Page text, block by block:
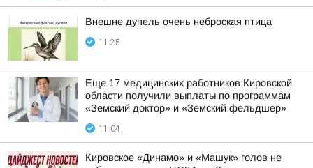
Внешне дупель очень неброская птица
11:25
Еще 17 медицинских работников Кировской
области получили выплаты по программам
«Земский доктор» и «Земский фельдшер»
11:04
Кировское «Динамо» и «Машук» голов не